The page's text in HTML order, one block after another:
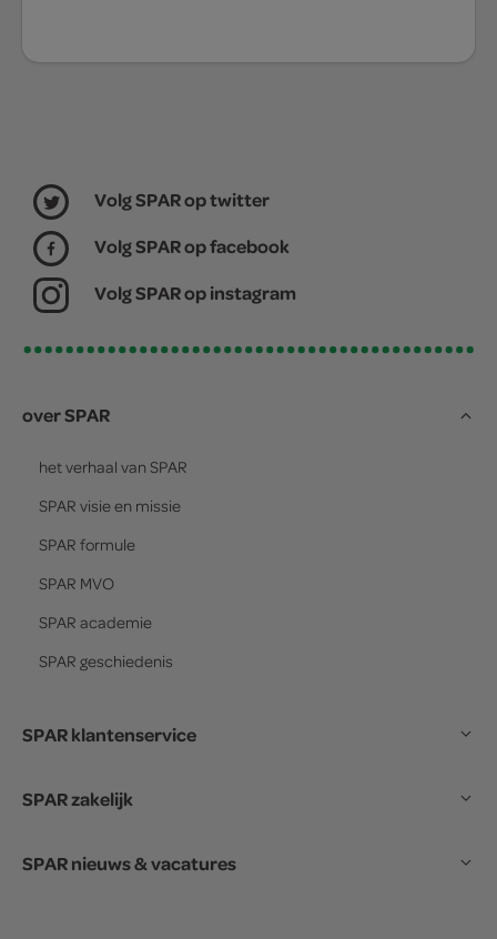
Volg SPAR op twitter
Volg SPAR op facebook
Volg SPAR op instagram
over SPAR
het verhaal van SPAR
SPAR visie en missie
SPAR formule
SPAR MVO
SPAR academie
SPAR geschiedenis
SPAR klantenservice
SPAR zakelijk
SPAR nieuws & vacatures